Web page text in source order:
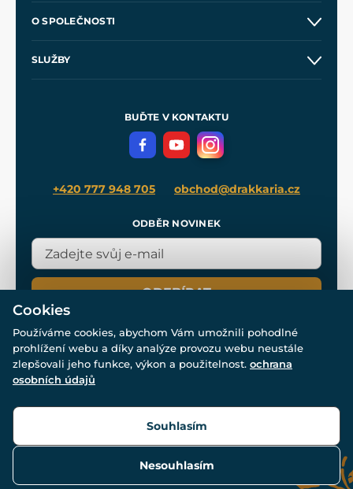
Velkoobchod
O SPOLEČNOSTI
SLUŽBY
Meče pro Kingdom Come
BUĎTE V KONTAKTU
+420 777 948 705 obchod@drakkaria.cz
ODBĚR NOVINEK
ODEBÍRAT
© Všechna práva vyhrazena. www.drakkaria.cz 2007-2026.
Cookies
Používáme cookies, abychom Vám umožnili pohodlné
prohlížení webu a díky analýze provozu webu neustále
zlepšovali jeho funkce, výkon a použitelnost. ochrana
osobních údajů
Nesouhlasím
Souhlasím